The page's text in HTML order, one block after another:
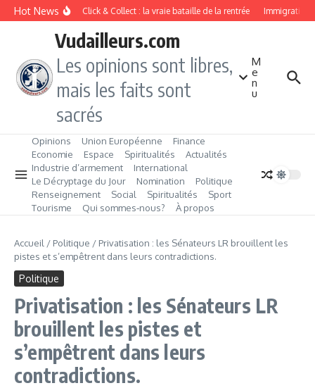
Aller au contenu
Hot NewsDrive ou Click & Collect : la vraie bataille de la rentrée Immigration
Vudailleurs.com
Les opinions sont libres,
mais les faits sont
sacrés
M
e
n
u
Opinions Union Européenne
Finance
Economie
Espace Spiritualités
Actualités
Industrie d’armement
International
Le Décryptage du Jour
Nomination
Politique
Renseignement
Social Spiritualités
Sport
Tourisme
Qui sommes‑nous? À propos
Accueil / Politique / Privatisation : les Sénateurs LR brouillent les
pistes et s’empêtrent dans leurs contradictions.
Politique
Privatisation : les Sénateurs LR
brouillent les pistes et
s’empêtrent dans leurs
contradictions.